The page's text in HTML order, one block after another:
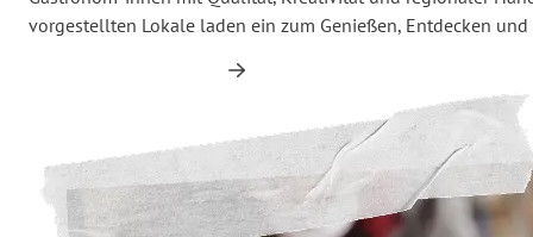
vorgestellten Lokale laden ein zum Genießen, Entdecken und